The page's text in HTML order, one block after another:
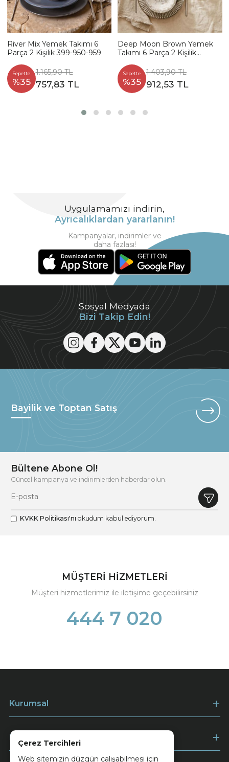
Çerez Tercihleri
Web sitemizin düzgün çalışabilmesi için
River Mix Yemek Takımı 6
Parça 2 Kişilik 399-950-959
Sepette
%35
1.165,90 TL
757,83 TL
Deep Moon Brown Yemek
Takımı 6 Parça 2 Kişilik
Sepette
%35
1.403,90 TL
912,53 TL
Sosyal Medyada
Bizi Takip Edin!
Uygulamamızı indirin,
Ayrıcalıklardan yararlanın!
Kampanyalar, indirimler ve
daha fazlası!
Bayilik ve Toptan Satış
Bültene Abone Ol!
Güncel kampanya ve indirimlerden haberdar olun.
KVKK Politikası'nı okudum kabul ediyorum.
MÜŞTERİ HİZMETLERİ
Müşteri hizmetlerimiz ile iletişime geçebilirsiniz
444 7 020
Kurumsal
Müşteri Hizmetleri